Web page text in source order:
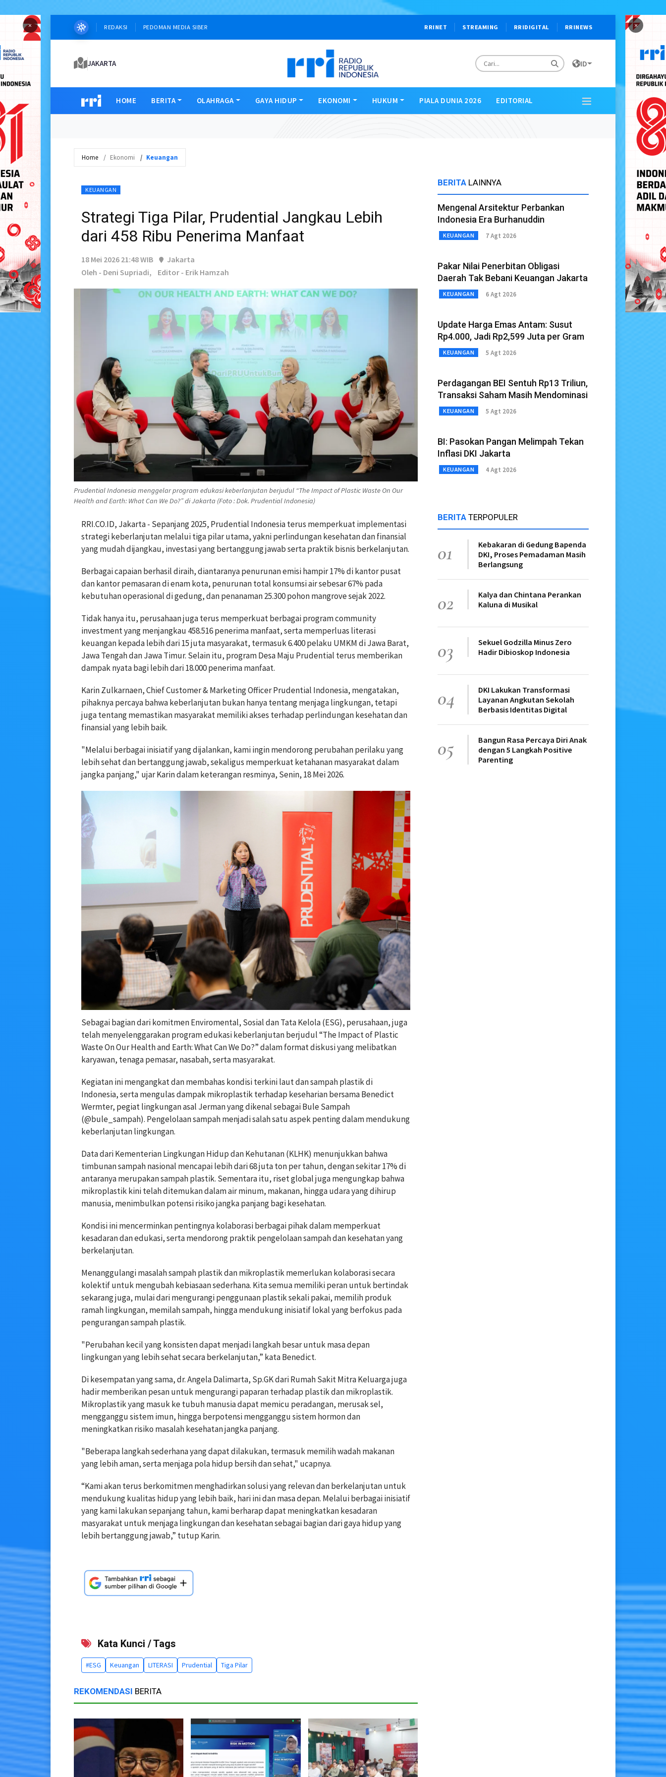
× ×
REDAKSI PEDOMAN MEDIA SIBER RRINET STREAMING RRIDIGITAL RRINEWS
JAKARTA ID
HOME BERITA OLAHRAGA GAYA HIDUP EKONOMI HUKUM PIALA DUNIA 2026 EDITORIAL
Home Ekonomi Keuangan
KEUANGAN
Strategi Tiga Pilar, Prudential Jangkau Lebih
dari 458 Ribu Penerima Manfaat
18 Mei 2026 21:48 WIB
Jakarta
Oleh - Deni Supriadi,
Editor - Erik Hamzah
Prudential Indonesia menggelar program edukasi keberlanjutan berjudul “The Impact of Plastic Waste On Our
Health and Earth: What Can We Do?” di Jakarta (Foto : Dok. Prudential Indonesia)
RRI.CO.ID, Jakarta - Sepanjang 2025, Prudential Indonesia terus memperkuat implementasi
strategi keberlanjutan melalui tiga pilar utama, yakni perlindungan kesehatan dan finansial
yang mudah dijangkau, investasi yang bertanggung jawab serta praktik bisnis berkelanjutan.
Berbagai capaian berhasil diraih, diantaranya penurunan emisi hampir 17% di kantor pusat
dan kantor pemasaran di enam kota, penurunan total konsumsi air sebesar 67% pada
kebutuhan operasional di gedung, dan penanaman 25.300 pohon mangrove sejak 2022.
Tidak hanya itu, perusahaan juga terus memperkuat berbagai program community
investment yang menjangkau 458.516 penerima manfaat, serta memperluas literasi
keuangan kepada lebih dari 15 juta masyarakat, termasuk 6.400 pelaku UMKM di Jawa Barat,
Jawa Tengah dan Jawa Timur. Selain itu, program Desa Maju Prudential terus memberikan
dampak nyata bagi lebih dari 18.000 penerima manfaat.
Karin Zulkarnaen, Chief Customer & Marketing Officer Prudential Indonesia, mengatakan,
pihaknya percaya bahwa keberlanjutan bukan hanya tentang menjaga lingkungan, tetapi
juga tentang memastikan masyarakat memiliki akses terhadap perlindungan kesehatan dan
finansial yang lebih baik.
"Melalui berbagai inisiatif yang dijalankan, kami ingin mendorong perubahan perilaku yang
lebih sehat dan bertanggung jawab, sekaligus memperkuat ketahanan masyarakat dalam
jangka panjang," ujar Karin dalam keterangan resminya, Senin, 18 Mei 2026.
Sebagai bagian dari komitmen Enviromental, Sosial dan Tata Kelola (ESG), perusahaan, juga
telah menyelenggarakan program edukasi keberlanjutan berjudul “The Impact of Plastic
Waste On Our Health and Earth: What Can We Do?” dalam format diskusi yang melibatkan
karyawan, tenaga pemasar, nasabah, serta masyarakat.
Kegiatan ini mengangkat dan membahas kondisi terkini laut dan sampah plastik di
Indonesia, serta mengulas dampak mikroplastik terhadap keseharian bersama Benedict
Wermter, pegiat lingkungan asal Jerman yang dikenal sebagai Bule Sampah
(@bule_sampah). Pengelolaan sampah menjadi salah satu aspek penting dalam mendukung
keberlanjutan lingkungan.
Data dari Kementerian Lingkungan Hidup dan Kehutanan (KLHK) menunjukkan bahwa
timbunan sampah nasional mencapai lebih dari 68 juta ton per tahun, dengan sekitar 17% di
antaranya merupakan sampah plastik. Sementara itu, riset global juga mengungkap bahwa
mikroplastik kini telah ditemukan dalam air minum, makanan, hingga udara yang dihirup
manusia, menimbulkan potensi risiko jangka panjang bagi kesehatan.
Kondisi ini mencerminkan pentingnya kolaborasi berbagai pihak dalam memperkuat
kesadaran dan edukasi, serta mendorong praktik pengelolaan sampah dan kesehatan yang
berkelanjutan.
Menanggulangi masalah sampah plastik dan mikroplastik memerlukan kolaborasi secara
kolektif untuk mengubah kebiasaan sederhana. Kita semua memiliki peran untuk bertindak
sekarang juga, mulai dari mengurangi penggunaan plastik sekali pakai, memilih produk
ramah lingkungan, memilah sampah, hingga mendukung inisiatif lokal yang berfokus pada
pengurangan sampah plastik.
"Perubahan kecil yang konsisten dapat menjadi langkah besar untuk masa depan
lingkungan yang lebih sehat secara berkelanjutan,” kata Benedict.
Di kesempatan yang sama, dr. Angela Dalimarta, Sp.GK dari Rumah Sakit Mitra Keluarga juga
hadir memberikan pesan untuk mengurangi paparan terhadap plastik dan mikroplastik.
Mikroplastik yang masuk ke tubuh manusia dapat memicu peradangan, merusak sel,
mengganggu sistem imun, hingga berpotensi mengganggu sistem hormon dan
meningkatkan risiko masalah kesehatan jangka panjang.
"Beberapa langkah sederhana yang dapat dilakukan, termasuk memilih wadah makanan
yang lebih aman, serta menjaga pola hidup bersih dan sehat," ucapnya.
“Kami akan terus berkomitmen menghadirkan solusi yang relevan dan berkelanjutan untuk
mendukung kualitas hidup yang lebih baik, hari ini dan masa depan. Melalui berbagai inisiatif
yang kami lakukan sepanjang tahun, kami berharap dapat meningkatkan kesadaran
masyarakat untuk menjaga lingkungan dan kesehatan sebagai bagian dari gaya hidup yang
lebih bertanggung jawab,” tutup Karin.
Kata Kunci / Tags
#ESG Keuangan LITERASI Prudential Tiga Pilar
REKOMENDASI BERITA
BERITA LAINNYA
Mengenal Arsitektur Perbankan
Indonesia Era Burhanuddin
KEUANGAN 7 Agt 2026
Pakar Nilai Penerbitan Obligasi
Daerah Tak Bebani Keuangan Jakarta
KEUANGAN 6 Agt 2026
Update Harga Emas Antam: Susut
Rp4.000, Jadi Rp2,599 Juta per Gram
KEUANGAN 5 Agt 2026
Perdagangan BEI Sentuh Rp13 Triliun,
Transaksi Saham Masih Mendominasi
KEUANGAN 5 Agt 2026
BI: Pasokan Pangan Melimpah Tekan
Inflasi DKI Jakarta
KEUANGAN 4 Agt 2026
BERITA TERPOPULER
01
Kebakaran di Gedung Bapenda
DKI, Proses Pemadaman Masih
Berlangsung
02
Kalya dan Chintana Perankan
Kaluna di Musikal
03
Sekuel Godzilla Minus Zero
Hadir Dibioskop Indonesia
04
DKI Lakukan Transformasi
Layanan Angkutan Sekolah
Berbasis Identitas Digital
05
Bangun Rasa Percaya Diri Anak
dengan 5 Langkah Positive
Parenting